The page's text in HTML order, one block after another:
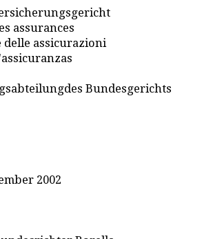
assurances
assicurazioni
Bundesgerichts
2002